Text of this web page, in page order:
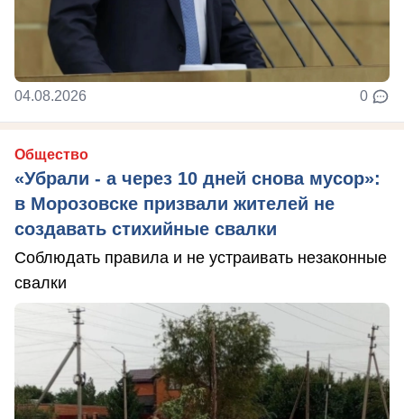
04.08.2026 0
Общество
«Убрали - а через 10 дней снова мусор»:
в Морозовске призвали жителей не
создавать стихийные свалки
Соблюдать правила и не устраивать незаконные
свалки